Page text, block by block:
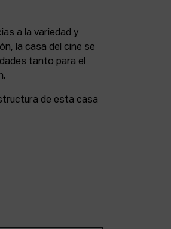
a la variedad y
la casa del cine se
tanto para el
de esta casa